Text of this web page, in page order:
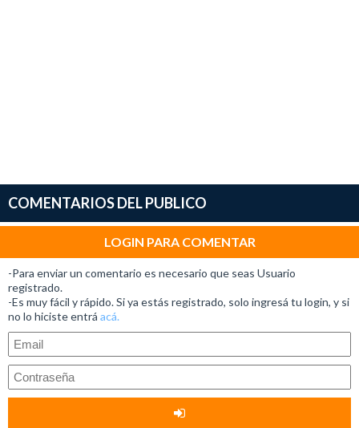
COMENTARIOS DEL PUBLICO
LOGIN PARA COMENTAR
-Para enviar un comentario es necesario que seas Usuario
registrado.
-Es muy fácil y rápido. Si ya estás registrado, solo ingresá tu login, y si
no lo hiciste entrá acá.